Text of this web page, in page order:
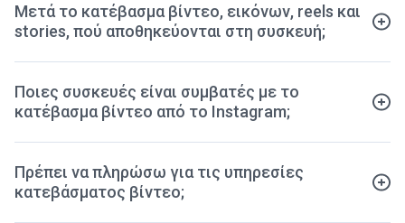
Μετά το κατέβασμα βίντεο, εικόνων, reels και
stories, πού αποθηκεύονται στη συσκευή;
Ποιες συσκευές είναι συμβατές με το
κατέβασμα βίντεο από το Instagram;
Πρέπει να πληρώσω για τις υπηρεσίες
κατεβάσματος βίντεο;